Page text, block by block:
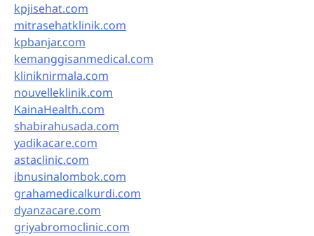
kpjisehat.com
mitrasehatklinik.com
kpbanjar.com
kemanggisanmedical.com
kliniknirmala.com
nouvelleklinik.com
KainaHealth.com
shabirahusada.com
yadikacare.com
astaclinic.com
ibnusinalombok.com
grahamedicalkurdi.com
dyanzacare.com
griyabromoclinic.com